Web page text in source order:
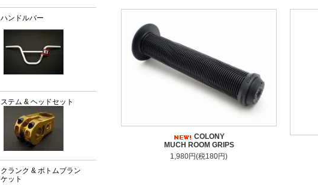
ハンドルバー
ステム & ヘッドセット
クランク & ボトムブラン
ケット
COLONY
MUCH ROOM GRIPS
1,980円(税180円)